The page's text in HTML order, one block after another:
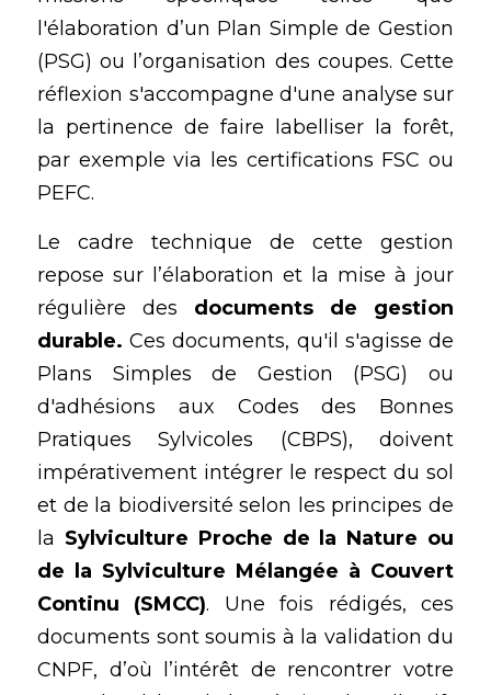
l'élaboration d’un Plan Simple de Gestion
(PSG) ou l’organisation des coupes. Cette
réflexion s'accompagne d'une analyse sur
la pertinence de faire labelliser la forêt,
par exemple via les certifications FSC ou
PEFC.
Le cadre technique de cette gestion
repose sur l’élaboration et la mise à jour
régulière des documents de gestion
durable. Ces documents, qu'il s'agisse de
Plans Simples de Gestion (PSG) ou
d'adhésions aux Codes des Bonnes
Pratiques Sylvicoles (CBPS), doivent
impérativement intégrer le respect du sol
et de la biodiversité selon les principes de
la Sylviculture Proche de la Nature ou
de la Sylviculture Mélangée à Couvert
Continu (SMCC). Une fois rédigés, ces
documents sont soumis à la validation du
CNPF, d’où l’intérêt de rencontrer votre